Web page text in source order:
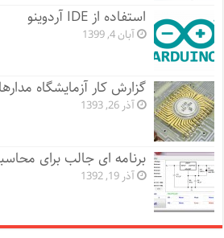
استفاده از IDE آردوینو
آبان 4, 1399
گزارش کار آزمایشگاه
آذر 26, 1393
برنامه ای جالب برای
آذر 19, 1392